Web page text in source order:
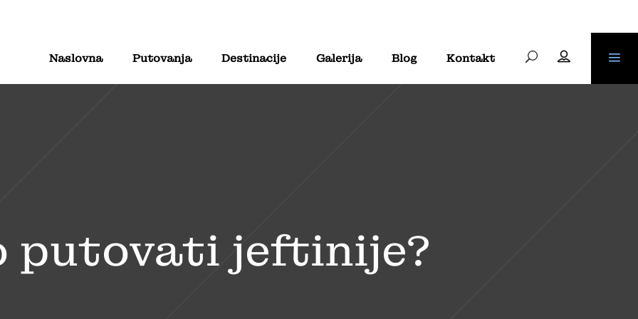
Naslovna Putovanja Destinacije Galerija Blog Kontakt
putovati jeftinije?